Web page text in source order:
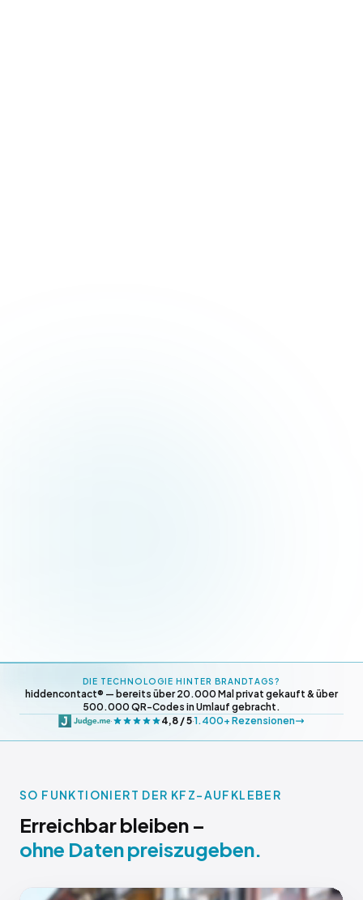
DIE TECHNOLOGIE HINTER BRANDTAGS?
hiddencontact® — bereits über 20.000 Mal privat gekauft & über
500.000 QR-Codes in Umlauf gebracht.
· 4,8 / 5·1.400+ Rezensionen
SO FUNKTIONIERT DER KFZ-AUFKLEBER
Erreichbar bleiben –
ohne Daten preiszugeben.